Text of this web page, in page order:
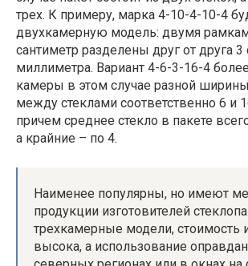
трех. К примеру, марка 4-10-4-10-4
двухкамерную модель: двумя
сантиметр разделены друг от друга 3
миллиметра. Вариант 4-6-3-16-4
камеры в этом случае разной
между стеклами соответственно 6 и
причем среднее стекло в пакете
а крайние – по 4.
Наименее популярны, но имеют
продукции изготовителей
трехкамерные модели, стоимость
высока, а использование